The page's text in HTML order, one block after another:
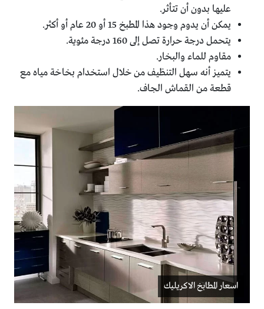
عليها بدون أن تتأثر.
يمكن أن يدوم وجود هذا المطبخ 15 أو 20 عام أو أكثر.
يتحمل درجة حرارة تصل إلى 160 درجة مئوية.
مقاوم للماء والبخار.
يتميز أنه سهل التنظيف من خلال استخدام بخاخة مياه مع
قطعة من القماش الجاف.
اسعار المطابخ الاكريليك